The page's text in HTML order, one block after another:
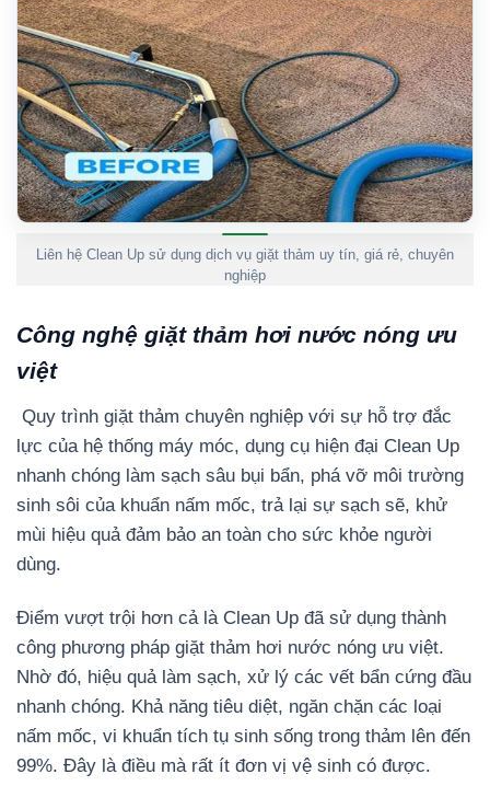
Liên hệ Clean Up sử dụng dịch vụ giặt thảm uy tín, giá rẻ, chuyên
nghiệp
Công nghệ giặt thảm hơi nước nóng ưu
việt
Quy trình giặt thảm chuyên nghiệp với sự hỗ trợ đắc
lực của hệ thống máy móc, dụng cụ hiện đại Clean Up
nhanh chóng làm sạch sâu bụi bẩn, phá vỡ môi trường
sinh sôi của khuẩn nấm mốc, trả lại sự sạch sẽ, khử
mùi hiệu quả đảm bảo an toàn cho sức khỏe người
dùng.
Điểm vượt trội hơn cả là Clean Up đã sử dụng thành
công phương pháp giặt thảm hơi nước nóng ưu việt.
Nhờ đó, hiệu quả làm sạch, xử lý các vết bẩn cứng đầu
nhanh chóng. Khả năng tiêu diệt, ngăn chặn các loại
nấm mốc, vi khuẩn tích tụ sinh sống trong thảm lên đến
99%. Đây là điều mà rất ít đơn vị vệ sinh có được.